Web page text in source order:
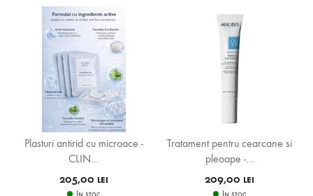
Plasturi antirid cu microace -
CLIN...
205,00 lei
Tratament pentru cearcane si
pleoape -...
209,00 lei